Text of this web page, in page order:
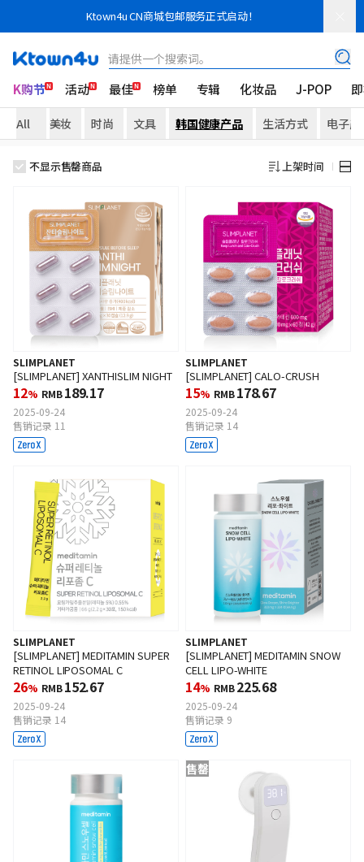
Ktown4u CN商城包邮服务正式启动！
请提供一个搜索词。
K购节 活动 最佳 榜单 专辑 化妆品 J-POP
All 美妆 时尚 文具 韩国健康产品 生活方式 电子产
不显示售罄商品 上架时间
SLIMPLANET
[SLIMPLANET] XANTHISLIM NIGHT
12% RMB189.17
2025-09-24
售销记录 11
SLIMPLANET
[SLIMPLANET] CALO-CRUSH
15% RMB178.67
2025-09-24
售销记录 14
SLIMPLANET
[SLIMPLANET] MEDITAMIN SUPER
RETINOL LIPOSOMAL C
26% RMB152.67
2025-09-24
售销记录 14
SLIMPLANET
[SLIMPLANET] MEDITAMIN SNOW
CELL LIPO-WHITE
14% RMB225.68
2025-09-24
售销记录 9
售罄